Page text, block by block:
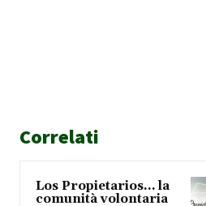
Correlati
Los Propietarios… la
comunità volontaria